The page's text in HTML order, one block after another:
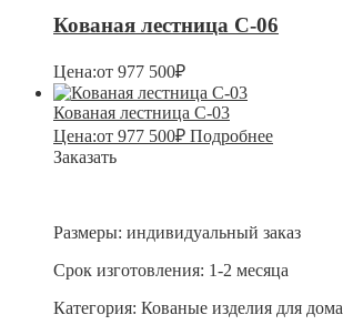
Кованая лестница С-06
Цена:от 977 500₽
Кованая лестница С-03
Цена:от 977 500₽ Подробнее
Заказать
Размеры: индивидуальный заказ
Срок изготовления: 1-2 месяца
Категория: Кованые изделия для дома